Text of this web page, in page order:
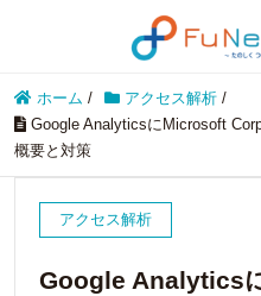
ホーム / アクセス解析 /
Google AnalyticsにMicrosoft
概要と対策
アクセス解析
Google Analytics